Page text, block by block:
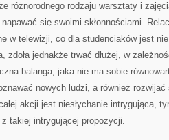
różnorodnego rodzaju warsztaty i
się swoimi skłonnościami.
w telewizji, co dla studenciaków jest
zdoła jednakże trwać dłużej, w
balanga, jaka nie ma sobie
nowych ludzi, a również
akcji jest niesłychanie intrygująca,
takiej intrygującej propozycji.